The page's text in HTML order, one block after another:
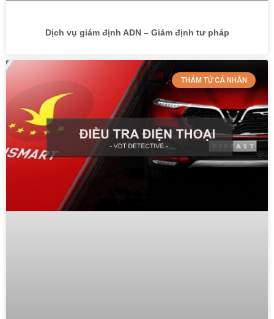
Dịch vụ giám định ADN – Giám định tư pháp
THÁM TỬ CÁ NHÂN